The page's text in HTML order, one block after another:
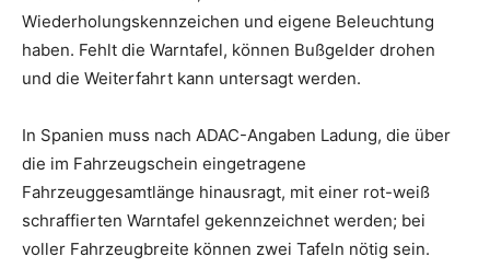
Wiederholungskennzeichen und eigene Beleuchtung
haben. Fehlt die Warntafel, können Bußgelder drohen
und die Weiterfahrt kann untersagt werden.
In Spanien muss nach ADAC-Angaben Ladung, die über
die im Fahrzeugschein eingetragene
Fahrzeuggesamtlänge hinausragt, mit einer rot-weiß
schraffierten Warntafel gekennzeichnet werden; bei
voller Fahrzeugbreite können zwei Tafeln nötig sein.